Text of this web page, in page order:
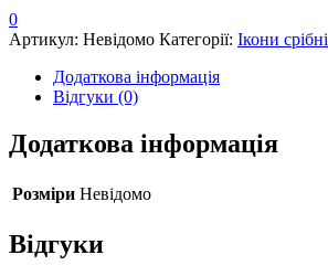
0
Артикул: Невідомо Категорії: Ікони срібні
Додаткова інформація
Відгуки (0)
Додаткова інформація
Розміри Невідомо
Відгуки